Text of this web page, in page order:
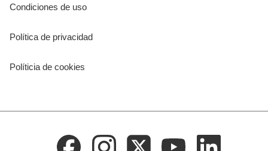
Condiciones de uso
Política de privacidad
Políticia de cookies